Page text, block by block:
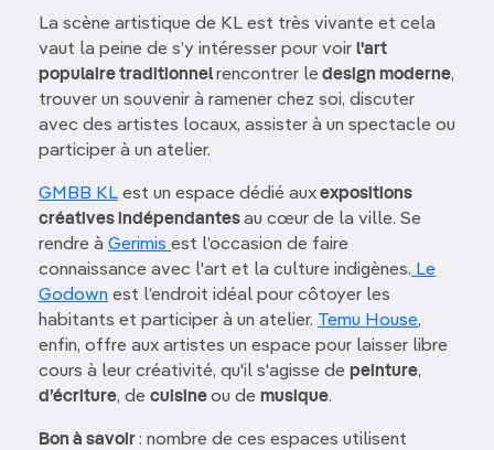
La scène artistique de KL est très vivante et cela
vaut la peine de s’y intéresser pour voir l'art
populaire traditionnelrencontrer ledesign moderne,
trouver un souvenir à ramener chez soi, discuter
avec des artistes locaux, assister à un spectacle ou
participer à un atelier.
GMBB KL est un espace dédié auxexpositions
créatives indépendantesau cœur de la ville. Se
rendre à Gerimis est l’occasion de faire
connaissance avec l'art et la culture indigènes. Le
Godown est l’endroit idéal pour côtoyer les
habitants et participer à un atelier. Temu House,
enfin, offre aux artistes un espace pour laisser libre
cours à leur créativité, qu'il s'agisse de peinture,
d’écriture, de cuisineou de musique.
Bon à savoir: nombre de ces espaces utilisent